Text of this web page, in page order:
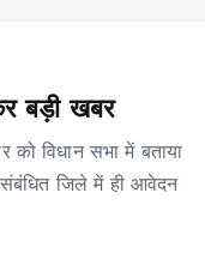
बड़ी खबर
को विधान सभा में बताया
संबंधित जिले में ही आवेदन